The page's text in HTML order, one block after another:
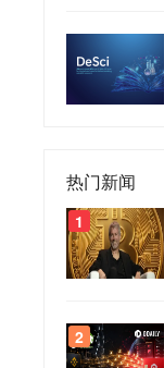
热门新闻
1
2